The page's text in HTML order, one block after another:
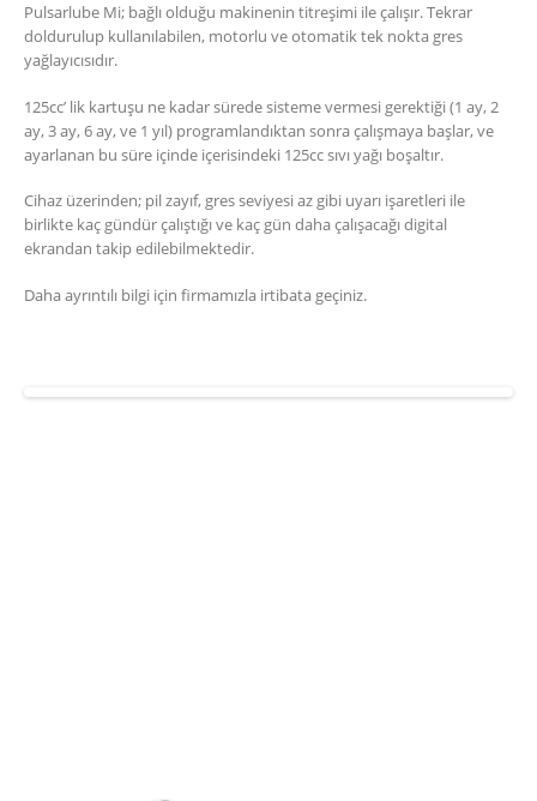
Pulsarlube Mi; bağlı olduğu makinenin titreşimi ile çalışır. Tekrar
doldurulup kullanılabilen, motorlu ve otomatik tek nokta gres
yağlayıcısıdır.
125cc’ lik kartuşu ne kadar sürede sisteme vermesi gerektiği (1 ay, 2
ay, 3 ay, 6 ay, ve 1 yıl) programlandıktan sonra çalışmaya başlar, ve
ayarlanan bu süre içinde içerisindeki 125cc sıvı yağı boşaltır.
Cihaz üzerinden; pil zayıf, gres seviyesi az gibi uyarı işaretleri ile
birlikte kaç gündür çalıştığı ve kaç gün daha çalışacağı digital
ekrandan takip edilebilmektedir.
Daha ayrıntılı bilgi için firmamızla irtibata geçiniz.